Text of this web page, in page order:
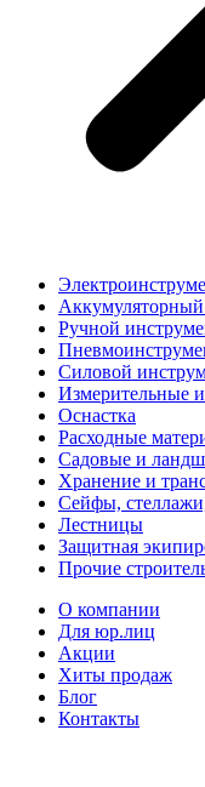
Ручной
Силовой
Измерительные
Оснастка
Расходные
Садовые и
Хранение и
Сейфы,
Лестницы
Защитная
Прочие
О компании
Для юр.лиц
Акции
Хиты продаж
Блог
Контакты